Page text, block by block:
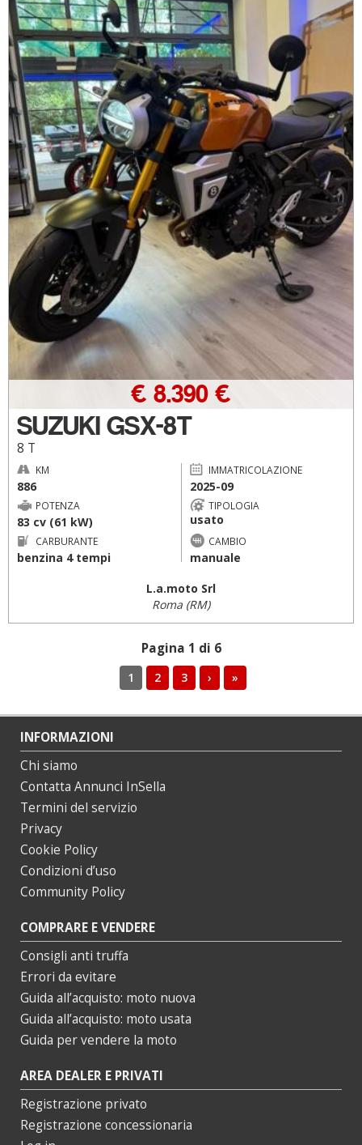
SUZUKI GSX-8T
8 T
€ 8.390 €
KM
886
IMMATRICOLAZIONE
2025-09
POTENZA
83 cv (61 kW)
TIPOLOGIA
usato
CARBURANTE
benzina 4 tempi
CAMBIO
manuale
L.a.moto Srl
Roma (RM)
Pagina 1 di 6
1 2 3 › »
INFORMAZIONI
Chi siamo
Contatta Annunci InSella
Termini del servizio
Privacy
Cookie Policy
Condizioni d’uso
Community Policy
COMPRARE E VENDERE
Consigli anti truffa
Errori da evitare
Guida all’acquisto: moto nuova
Guida all’acquisto: moto usata
Guida per vendere la moto
AREA DEALER E PRIVATI
Registrazione privato
Registrazione concessionaria